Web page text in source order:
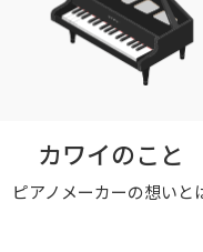
カワイのこと
ピアノメーカーの想いと